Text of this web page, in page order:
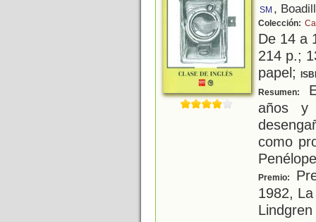
SM ,
Colección:
De 14 a
214 p.;
papel;
Resumen:
años y
como
Premio:
1982,